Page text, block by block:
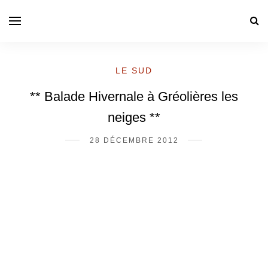
LE SUD
** Balade Hivernale à Gréolières les
neiges **
28 DÉCEMBRE 2012